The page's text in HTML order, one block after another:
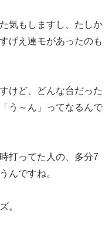
気もしますし、たしか
げえ 連モがあったのも
けど、どんな台だった
う～ん」ってなるんで
打ってた人の、多分7
んですね。
。